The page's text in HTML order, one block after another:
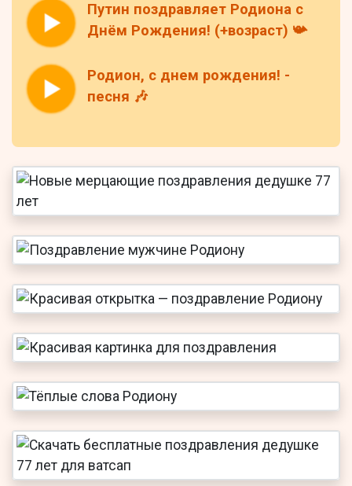
Путин поздравляет Родиона с
Днём Рождения! (+возраст) 📯
Родион, с днем рождения! -
песня 🎶